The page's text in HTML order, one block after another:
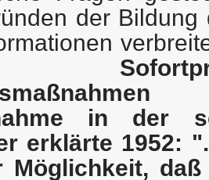
der
in der
erklärte 1952:
Möglichkeit,